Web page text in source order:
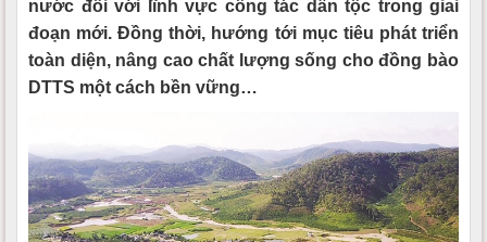
nước đối với lĩnh vực công tác dân tộc trong giai
đoạn mới. Đồng thời, hướng tới mục tiêu phát triển
toàn diện, nâng cao chất lượng sống cho đồng bào
DTTS một cách bền vững…